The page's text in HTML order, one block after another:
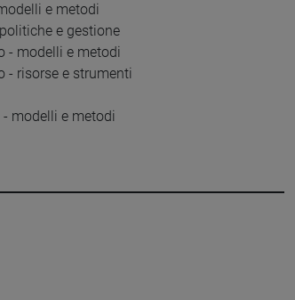
e metodi
e gestione
- modelli e metodi
- risorse e strumenti
modelli e metodi